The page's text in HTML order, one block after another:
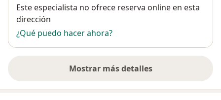
Disponibilidad
Este especialista no ofrece reserva online en esta
dirección
¿Qué puedo hacer ahora?
Mostrar más detalles
sobre la dirección